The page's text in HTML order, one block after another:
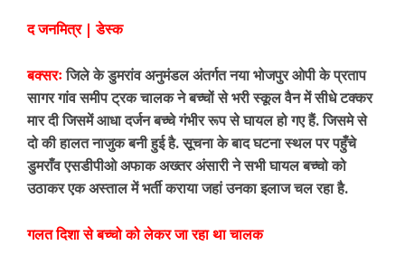
द जनमित्र | डेस्क
बक्सरःजिले के डुमरांव अनुमंडल अंतर्गत नया भोजपुर ओपी के प्रताप
सागर गांव समीप ट्रक चालक ने बच्चों से भरी स्कूल वैन में सीधे टक्कर
मार दी जिसमें आधा दर्जन बच्चे गंभीर रूप से घायल हो गए हैं. जिसमे से
दो की हालत नाजुक बनी हुई है. सूचना के बाद घटना स्थल पर पहुँचे
डुमराँव एसडीपीओ अफाक अख्तर अंसारी ने सभी घायल बच्चो को
उठाकर एक अस्ताल में भर्ती कराया जहां उनका इलाज चल रहा है.
गलत दिशा से बच्चो को लेकर जा रहा था चालक